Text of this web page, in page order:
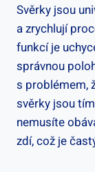
Svěrky jsou
a zrychlují
funkcí je
správnou
s problémem,
svěrky jsou
nemusíte
zdí, což je